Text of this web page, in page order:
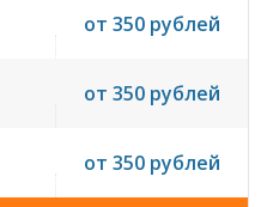
от 350 рублей
от 350 рублей
от 350 рублей